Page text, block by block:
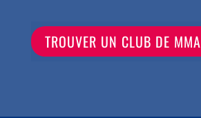
TROUVER UN CLUB DE MMA